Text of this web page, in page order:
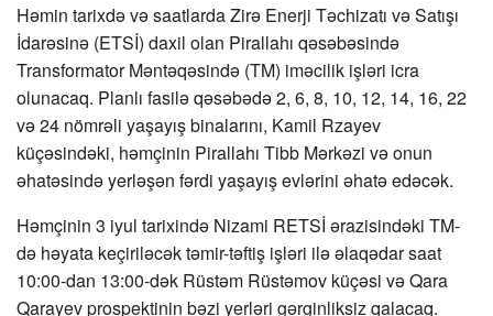
Həmin tarixdə və saatlarda Zirə Enerji Təchizatı və Satışı
İdarəsinə (ETSİ) daxil olan Pirallahı qəsəbəsində
Transformator Məntəqəsində (TM) iməcilik işləri icra
olunacaq. Planlı fasilə qəsəbədə 2, 6, 8, 10, 12, 14, 16, 22
və 24 nömrəli yaşayış binalarını, Kamil Rzayev
küçəsindəki, həmçinin Pirallahı Tibb Mərkəzi və onun
əhatəsində yerləşən fərdi yaşayış evlərini əhatə edəcək.
Həmçinin 3 iyul tarixində Nizami RETSİ ərazisindəki TM-
də həyata keçiriləcək təmir-təftiş işləri ilə əlaqədar saat
10:00-dan 13:00-dək Rüstəm Rüstəmov küçəsi və Qara
Qarayev prospektinin bəzi yerləri gərginliksiz qalacaq.